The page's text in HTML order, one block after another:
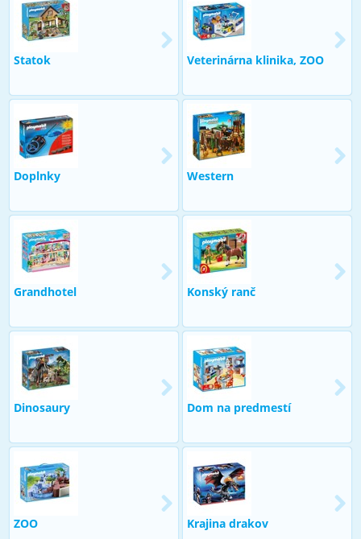
Statok Veterinárna klinika, ZOO
Doplnky Western
Grandhotel Konský ranč
Dinosaury Dom na predmestí
ZOO Krajina drakov